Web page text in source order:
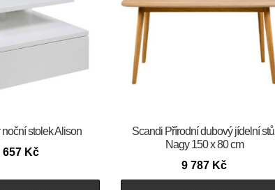
stolek Alison
657 Kč
Scandi Přírodní dubový jídelní stůl
Nagy 150 x 80 cm
9 787 Kč